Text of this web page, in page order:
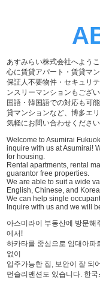
あすみらい株式会社へよう
心に賃貸アパート・賃貸マ
保証人不要物件・セキュリ
ンスリーマンションもござ
国語・韓国語での対応も可
貸マンションなど、博多エ
気軽にお問い合わせください
Welcome to Asumirai
inquire with us at Asumirai!
for housing.
Rental apartments, rental
guarantor free properties.
We are able to suit a wide
English, Chinese, and
We can help single
Inquire with us and we will
아스미라이 부동산에 방문해
에서!
하카타를 중심으로 임대아파
없이
입주가능한 집, 보안이 잘 되
먼슬리맨션도 있습니다. 한